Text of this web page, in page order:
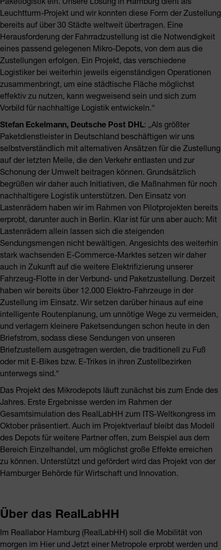
Leuchtturm-Projekt und wir konnten diese Form der Zustellung
bereits auf über 30 Städte weltweit übertragen. Eine
Herausforderung der Fahrradzustellung ist die Notwendigkeit
eines passend gelegenen Mikro-Depots, von dem aus die
Zustellungen erfolgen. Ein Projekt, das verschiedene
Logistiker bei weiterhin jeweils eigenständigen Operationen
zusammenbringt, um eine städtische Fläche möglichst
effektiv zu nutzen, kann wegweisend sein und sich zum
Vorbild für nachhaltige Logistik entwickeln.“
Stefan Eckelmann, Deutsche Post DHL: „Als größter
Paketdienstleister in Deutschland beschäftigen wir uns
selbstverständlich mit alternativen Ansätzen für die Zustellung
auf der letzten Meile, die den Verkehr entlasten und zur
Schonung der Umwelt beitragen können. Grundsätzlich
begrüßen wir daher auch Initiativen, die Maßnahmen für noch
nachhaltigere Logistik unterstützen. Den Einsatz von
Lastenrädern haben wir im Rahmen von Pilotprojekten bereits
erprobt, darunter auch in Berlin. Klar ist für uns aber auch: Mit
Lastenrädern allein lassen sich die steigenden
Sendungsmengen nicht bewältigen. Angesichts des weiterhin
stark wachsenden E-Commerce-Marktes setzen wir daher
auch in Zukunft auf die weitere Elektrifizierung unserer
Fahrzeug-Flotte in der Verbund- und Paketzustellung. Derzeit
haben wir bereits über 12.000 Elektro-Fahrzeuge in der
Zustellung im Einsatz. Wir setzen darüber hinaus auf eine
intelligente Routenplanung, um unnötige Wege zu vermeiden,
und verlagern kleinere Paketsendungen schon heute in den
Briefstrom, sodass diese Sendungen von unseren
Briefzustellern ausgetragen werden, die traditionell zu Fuß
oder mit E-Bikes bzw. E-Trikes in ihren Zustellbezirken
unterwegs sind.“
Das Projekt des Mikrodepots läuft zunächst bis zum Ende des
Jahres. Erste Ergebnisse werden im Rahmen der
Gesamtsimulation des RealLabHH zum ITS-Weltkongress im
Oktober präsentiert. Auch im Projektverlauf bleibt das Modell
des Depots für weitere Partner offen, zum Beispiel aus dem
Bereich Einzelhandel, um möglichst große Effekte erreichen
zu können. Unterstützt und gefördert wird das Projekt von der
Hamburger Behörde für Wirtschaft und Innovation.
Über das RealLabHH
Im Reallabor Hamburg (RealLabHH) soll die Mobilität von
morgen im Hier und Jetzt einer Metropole erprobt werden und